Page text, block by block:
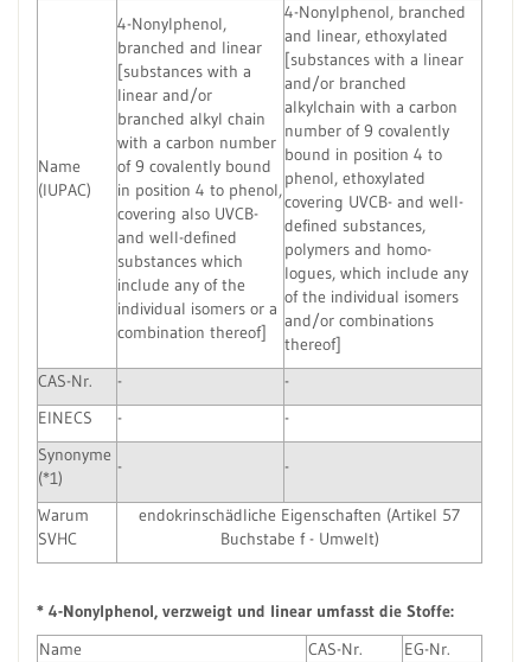
Name
(IUPAC)
4-Nonylphenol,
branched and linear
[substances with a
linear and/or
branched alkyl chain
with a carbon number
of 9 covalently bound
in position 4 to phenol,
covering also UVCB-
and well-defined
substances which
include any of the
individual isomers or a
combination thereof]
4-Nonylphenol, branched
and linear, ethoxylated
[substances with a linear
and/or branched
alkylchain with a carbon
number of 9 covalently
bound in position 4 to
phenol, ethoxylated
covering UVCB- and well-
defined substances,
polymers and homo-
logues, which include any
of the individual isomers
and/or combinations
thereof]
CAS-Nr.
-
-
EINECS
-
-
Synonyme
(*1)
- -
Warum
SVHC
endokrinschädliche Eigenschaften (Artikel 57
Buchstabe f - Umwelt)
* 4-Nonylphenol, verzweigt und linear umfasst die Stoffe:
Name
CAS-Nr.
EG-Nr.